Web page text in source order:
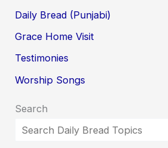
Daily Bread (Punjabi)
Grace Home Visit
Testimonies
Worship Songs
Search